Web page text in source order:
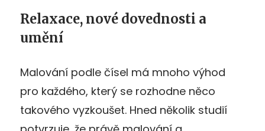
Relaxace, nové dovednosti a
umění
Malování podle čísel má mnoho výhod
pro každého, který se rozhodne něco
takového vyzkoušet. Hned několik studií